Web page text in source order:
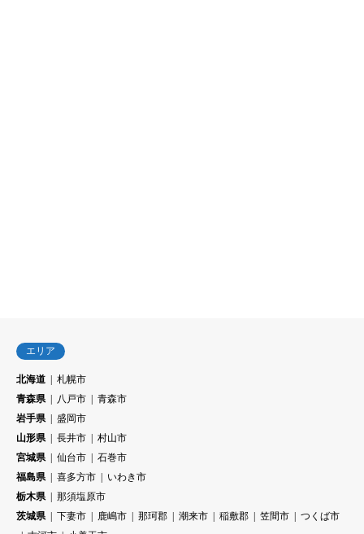
エリア
北海道
札幌市
青森県
八戸市
青森市
岩手県
盛岡市
山形県
長井市
村山市
宮城県
仙台市
石巻市
福島県
喜多方市
いわき市
栃木県
那須塩原市
茨城県
下妻市 鹿嶋市 那珂郡 潮来市 稲敷郡 笠間市
つくば市